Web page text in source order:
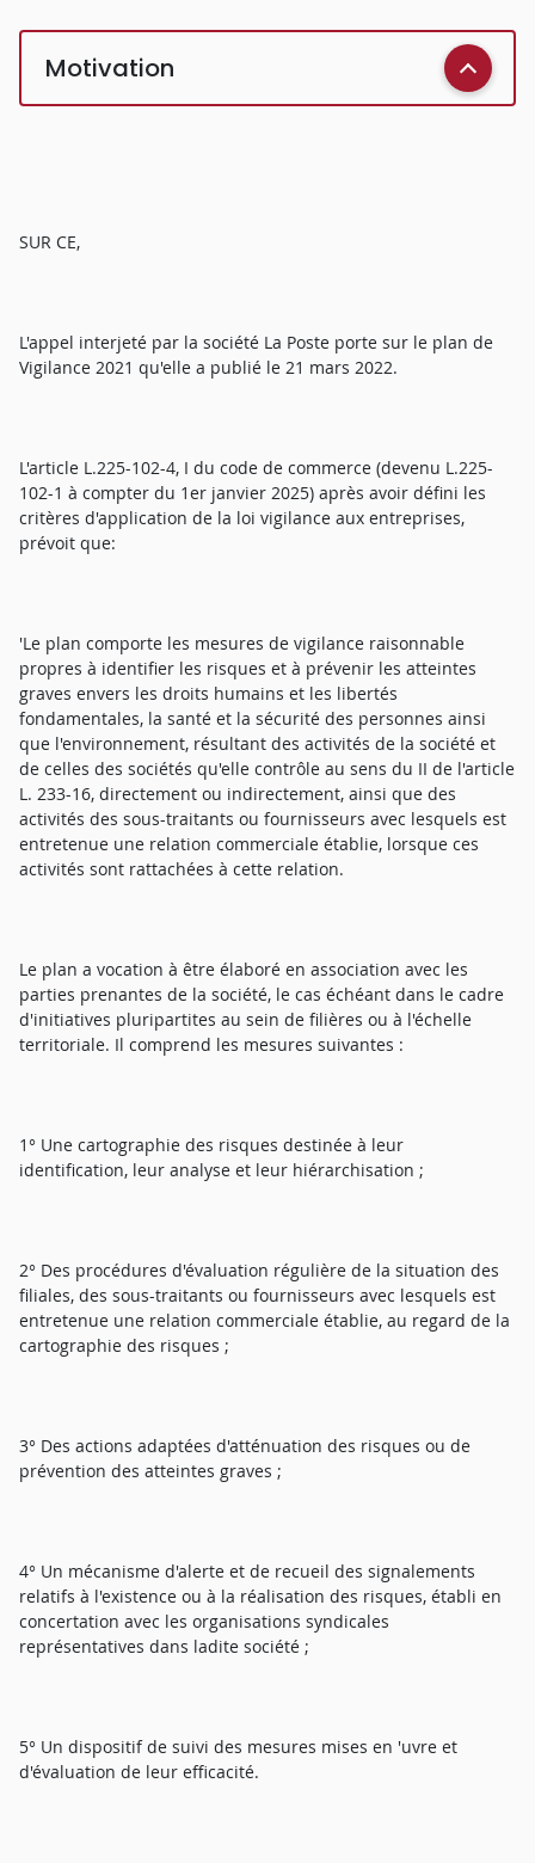
Motivation
SUR CE,
L'appel interjeté par la société La Poste porte sur le plan de
Vigilance 2021 qu'elle a publié le 21 mars 2022.
L'article L.225-102-4, I du code de commerce (devenu L.225-
102-1 à compter du 1er janvier 2025) après avoir défini les
critères d'application de la loi vigilance aux entreprises,
prévoit que:
'Le plan comporte les mesures de vigilance raisonnable
propres à identifier les risques et à prévenir les atteintes
graves envers les droits humains et les libertés
fondamentales, la santé et la sécurité des personnes ainsi
que l'environnement, résultant des activités de la société et
de celles des sociétés qu'elle contrôle au sens du II de l'article
L. 233-16, directement ou indirectement, ainsi que des
activités des sous-traitants ou fournisseurs avec lesquels est
entretenue une relation commerciale établie, lorsque ces
activités sont rattachées à cette relation.
Le plan a vocation à être élaboré en association avec les
parties prenantes de la société, le cas échéant dans le cadre
d'initiatives pluripartites au sein de filières ou à l'échelle
territoriale. Il comprend les mesures suivantes :
1° Une cartographie des risques destinée à leur
identification, leur analyse et leur hiérarchisation ;
2° Des procédures d'évaluation régulière de la situation des
filiales, des sous-traitants ou fournisseurs avec lesquels est
entretenue une relation commerciale établie, au regard de la
cartographie des risques ;
3° Des actions adaptées d'atténuation des risques ou de
prévention des atteintes graves ;
4° Un mécanisme d'alerte et de recueil des signalements
relatifs à l'existence ou à la réalisation des risques, établi en
concertation avec les organisations syndicales
représentatives dans ladite société ;
5° Un dispositif de suivi des mesures mises en 'uvre et
d'évaluation de leur efficacité.